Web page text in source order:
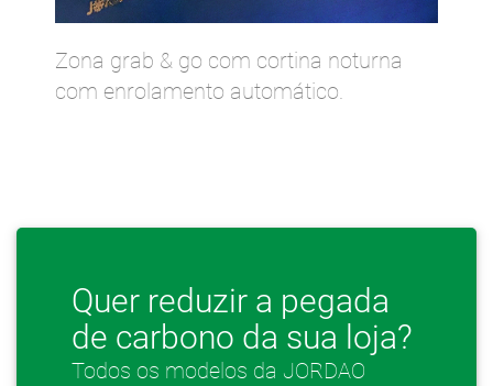
Zona grab & go com cortina noturna
com enrolamento automático.
Quer reduzir a pegada
de carbono da sua loja?
Todos os modelos da JORDAO